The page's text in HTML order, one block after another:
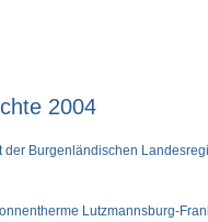
2004
der Burgenländischen
Lutzmannsburg-